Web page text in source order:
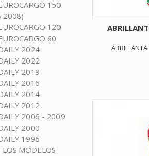
150
2008)
120
60
2024
2022
2019
2016
2014
2012
2006 - 2009
2000
1996
MODELOS